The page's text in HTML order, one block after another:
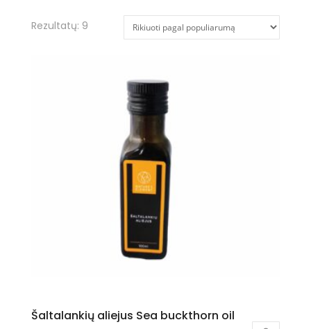
Rezultatų: 9
Šaltalankių aliejus Sea buckthorn oil